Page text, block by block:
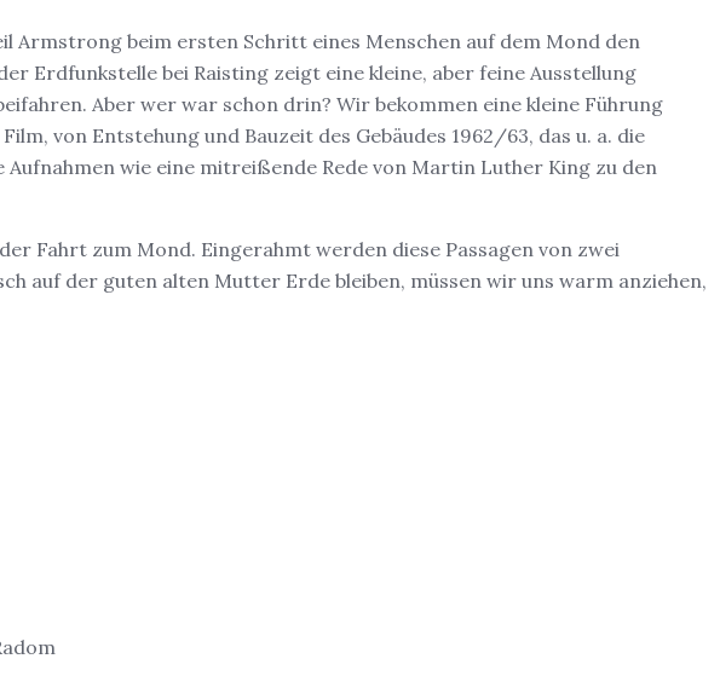
Armstrong beim ersten Schritt eines Menschen auf dem Mond den
Erdfunkstelle bei Raisting zeigt eine kleine, aber feine Ausstellung
Aber wer war schon drin? Wir bekommen eine kleine Führung
von Entstehung und Bauzeit des Gebäudes 1962/63, das u. a. die
wie eine mitreißende Rede von Martin Luther King zu den
Fahrt zum Mond. Eingerahmt werden diese Passagen von zwei
auf der guten alten Mutter Erde bleiben, müssen wir uns warm anziehen,